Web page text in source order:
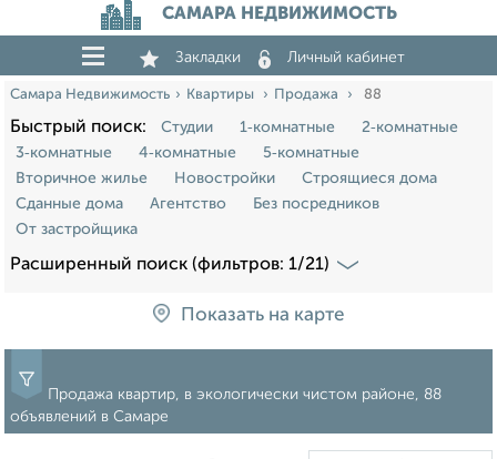
САМАРА НЕДВИЖИМОСТЬ
Закладки Личный кабинет
Самара Недвижимость Квартиры Продажа 88
Быстрый поиск: Студии 1‑комнатные
2‑комнатные
3‑комнатные
4‑комнатные
5‑комнатные
Вторичное жилье
Новостройки
Строящиеся дома
Сданные дома
Агентство
Без посредников
От застройщика
Расширенный поиск (фильтров: 1/21)
Показать на карте
Продажа квартир, в экологически чистом районе, 88
объявлений в Самаре